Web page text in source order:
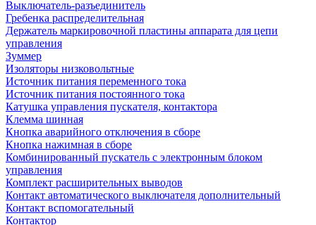
Выключатель-разъединитель
Гребенка распределительная
Держатель маркировочной пластины аппарата для цепи
управления
Зуммер
Изоляторы низковольтные
Источник питания переменного тока
Источник питания постоянного тока
Катушка управления пускателя, контактора
Клемма шинная
Кнопка аварийного отключения в сборе
Кнопка нажимная в сборе
Комбинированный пускатель с электронным блоком
управления
Комплект расширительных выводов
Контакт автоматического выключателя дополнительный
Контакт вспомогательный
Контактор